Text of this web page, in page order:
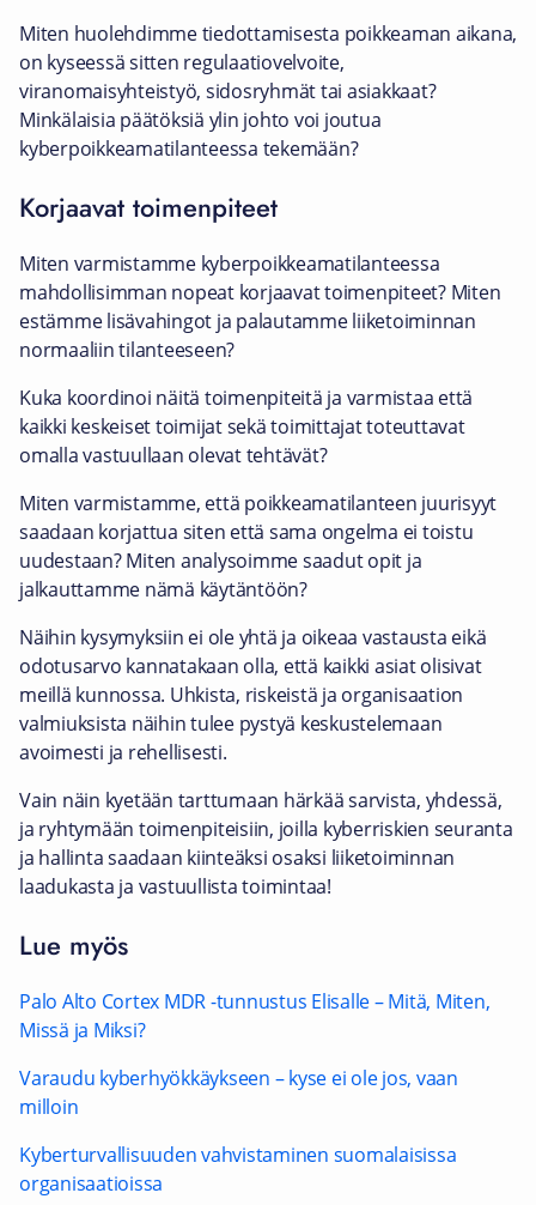
Miten huolehdimme tiedottamisesta poikkeaman aikana,
on kyseessä sitten regulaatiovelvoite,
viranomaisyhteistyö, sidosryhmät tai asiakkaat?
Minkälaisia päätöksiä ylin johto voi joutua
kyberpoikkeamatilanteessa tekemään?
Korjaavat toimenpiteet
Miten varmistamme kyberpoikkeamatilanteessa
mahdollisimman nopeat korjaavat toimenpiteet? Miten
estämme lisävahingot ja palautamme liiketoiminnan
normaaliin tilanteeseen?
Kuka koordinoi näitä toimenpiteitä ja varmistaa että
kaikki keskeiset toimijat sekä toimittajat toteuttavat
omalla vastuullaan olevat tehtävät?
Miten varmistamme, että poikkeamatilanteen juurisyyt
saadaan korjattua siten että sama ongelma ei toistu
uudestaan? Miten analysoimme saadut opit ja
jalkauttamme nämä käytäntöön?
Näihin kysymyksiin ei ole yhtä ja oikeaa vastausta eikä
odotusarvo kannatakaan olla, että kaikki asiat olisivat
meillä kunnossa. Uhkista, riskeistä ja organisaation
valmiuksista näihin tulee pystyä keskustelemaan
avoimesti ja rehellisesti.
Vain näin kyetään tarttumaan härkää sarvista, yhdessä,
ja ryhtymään toimenpiteisiin, joilla kyberriskien seuranta
ja hallinta saadaan kiinteäksi osaksi liiketoiminnan
laadukasta ja vastuullista toimintaa!
Lue myös
Palo Alto Cortex MDR -tunnustus Elisalle – Mitä, Miten,
Missä ja Miksi?
Varaudu kyberhyökkäykseen – kyse ei ole jos, vaan
milloin
Kyberturvallisuuden vahvistaminen suomalaisissa
organisaatioissa